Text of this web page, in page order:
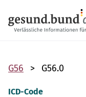
G56 G56.0
ICD-Code